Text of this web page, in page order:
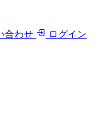
合わせ
ログイン